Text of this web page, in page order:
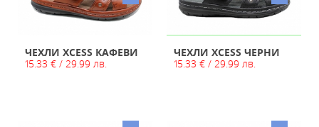
ЧЕХЛИ XCESS КАФЕВИ
15.33 € / 29.99 лв.
ЧЕХЛИ XCESS ЧЕРНИ
15.33 € / 29.99 лв.